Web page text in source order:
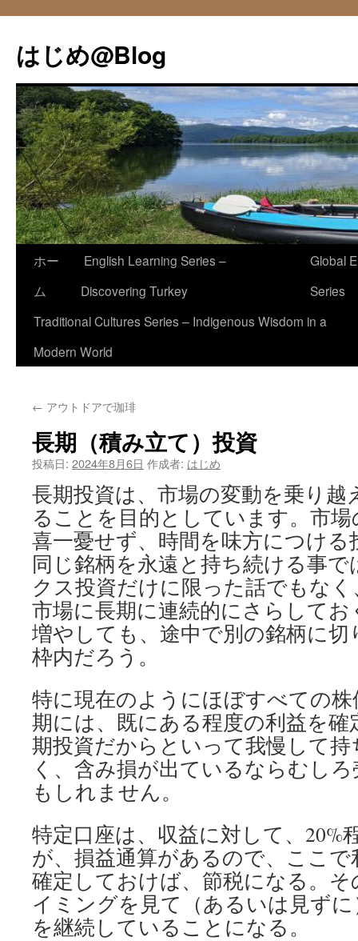
テ
ン
へ
ス
キ
ッ
プ
はじめ@Blog
ホー
ム
English Learning Series –
Discovering Turkey
Global
Series
Traditional Cultures Series – Indigenous Wisdom in a
Modern World
← アウトドアで珈琲
長期（積み立て）投資
投稿日: 2024年8月6日 作成者: はじめ
長期投資は、市場の変動を乗り越
ることを目的としています。市
喜一憂せず、時間を味方につける
同じ銘柄を永遠と持ち続ける事
クス投資だけに限った話でもな
市場に長期に連続的にさらして
増やしても、途中で別の銘柄に
枠内だろう。
特に現在のようにほぼすべての
期には、既にある程度の利益を
期投資だからといって我慢して
く、含み損が出ているならむし
もしれません。
特定口座は、収益に対して、20%
が、損益通算があるので、ここ
確定しておけば、節税になる。
イミングを見て（あるいは見ず
を継続していることになる。